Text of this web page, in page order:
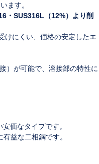
ます。
・SUS316L（12%）より削
けにくい、価格の安定したエ
）が可能で、溶接部の特性に
価なタイプです。
益な二相鋼です。